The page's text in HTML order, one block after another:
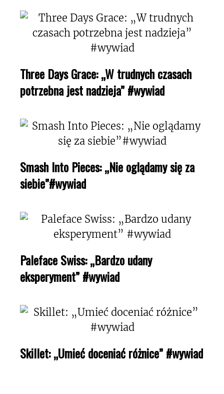
Three Days Grace: „W trudnych czasach
potrzebna jest nadzieja” #wywiad
Smash Into Pieces: „Nie oglądamy się za
siebie”#wywiad
Paleface Swiss: „Bardzo udany
eksperyment” #wywiad
Skillet: „Umieć doceniać różnice” #wywiad